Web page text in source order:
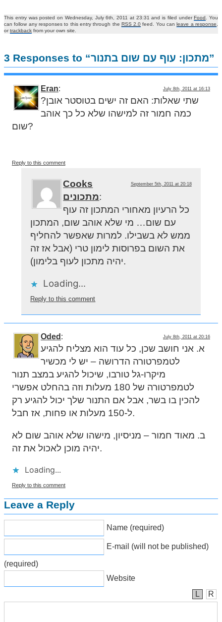
This entry was posted on Wednesday, July 6th, 2011 at 23:31 and is filed underFood
. You
can follow any responses to this entry through the RSS 2.0 feed. You canleave a response
ortrackback from your own site.
3 Responses to “מתכון: עוף עם שום בתנור”
July 8th, 2011 at 16:13
Eran:
שתי שאלות: האם זה ישים בטוסטר אובן?
כמה חמור זה למישהו שלא כל כך אוהב
שום?
Reply to this comment
September 5th, 2011 at 20:18
Cooks
מתכונים:
כל הרעיון מאחורי המתכון זה עוף
עם שום… מי שלא אוהב שום, המתכון
ממש לא בשבילו. למרות שאפשר להחליף
את השום בפרוסות לימון טרי (אבל אז זה
יהיה מתכון לעוף בלימון).
Loading...
Reply to this comment
July 8th, 2011 at 20:16
Oded :
א. אני חושב שכן, כל עוד הוא מצליח להגיע
לטמפרטורה הדרושה – יש לי מכשיר
מיקרו-גל טורבו, שיכול להגיע במצב תנור
לטמפרטורה של 180 מעלות וזה בהחלט אפשרי
להכין בו בשר, אבל אם התנור שלך יכול להגיע רק
ל-150 מעלות או פחות, אז חבל.
ב. מאוד חמור – מניסיון, מישהו שלא אוהב שום לא
יהיה מוכן לאכול את זה.
Loading...
Reply to this comment
Leave a Reply
Name (required)
E-mail (will not be published)
(required)
Website
L
R